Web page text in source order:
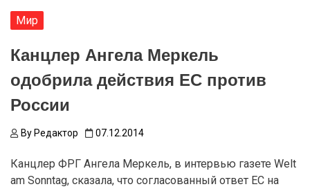
Мир
Канцлер Ангела Меркель
одобрила действия ЕС против
России
By Редактор 07.12.2014
Канцлер ФРГ Ангела Меркель, в интервью газете Welt
am Sonntag, сказала, что согласованный ответ ЕС на